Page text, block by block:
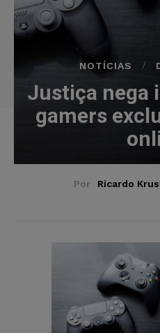
NOTÍCIAS
Justiça nega
gamers
Por Ricardo